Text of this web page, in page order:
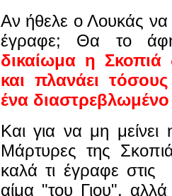
Αν ήθελε ο Λουκάς να
έγραφε; Θα το
δικαίωμα η Σκοπιά
και πλανάει
ένα
Και για να μη
Μάρτυρες της
καλά τι έγραφε στις
αίμα "του Γιου",